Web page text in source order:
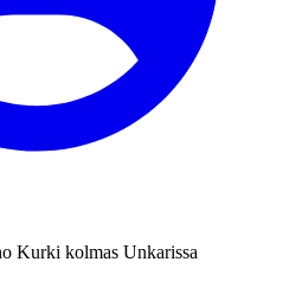
Kurki kolmas Unkarissa